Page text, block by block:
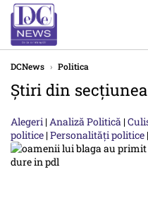
DCNews › Politica
Știri din
Alegeri |Analiză Politică |
politice |Personalități politice |